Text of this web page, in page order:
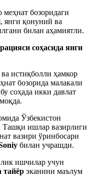
меҳнат бозоридаги
қонуний ва
билан аҳамиятли.
соҳасида янги
истиқболли ҳамкор
бозорида малакали
соҳада икки давлат
Ўзбекистон
Ташқи ишлар вазирлиги
вазири ўринбосари
билан учрашди.
ишчилар учун
тайёр эканини маълум